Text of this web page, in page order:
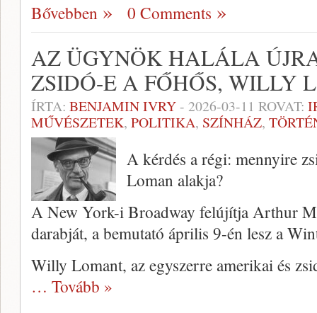
Bővebben 0 Comments
AZ ÜGYNÖK HALÁLA
ZSIDÓ-E A FŐHŐS, WILLY
ÍRTA: BENJAMIN IVRY- 2026-03-11 ROVAT:
MŰVÉSZETEK, POLITIKA, SZÍNHÁZ,
A kérdés a régi: mennyire
Loman alakja?
A New York-i Broadway felújítja Arthur
darabját, a bemutató április 9-én lesz a
Willy Lomant, az egyszerre amerikai és
… Tovább »